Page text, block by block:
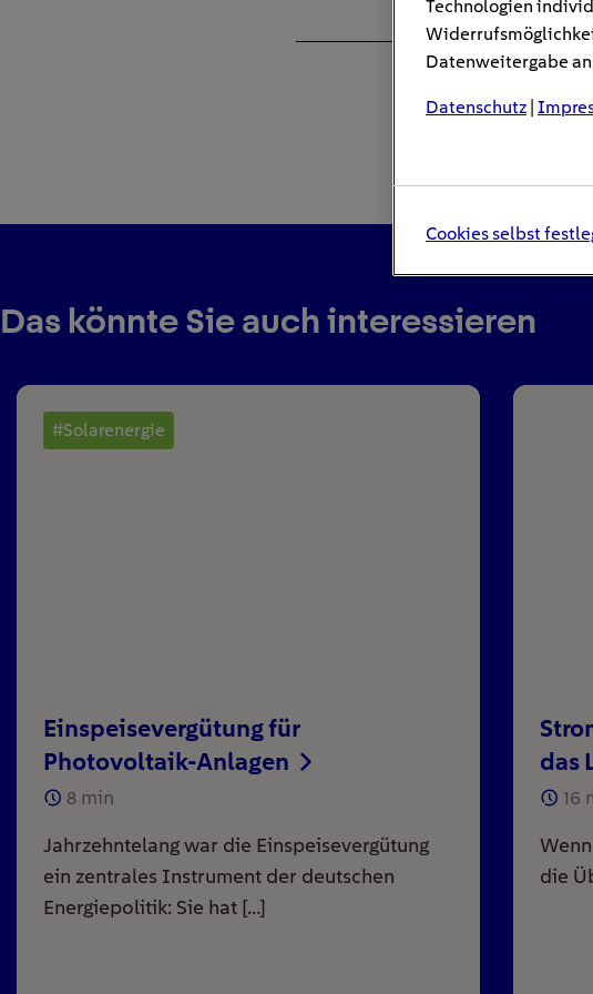
Das könnte Sie auch interessieren
#Solarenergie
Einspeisevergütung für
Photovoltaik-Anlagen
8 min
Jahrzehntelang war die Einspeisevergütung
ein zentrales Instrument der deutschen
Energiepolitik: Sie hat […]
das
16
die
Technologien
Datenweitergabe
Datenschutz
Cookies selbst